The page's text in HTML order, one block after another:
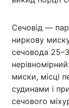
Сечовід —
ниркову
сечовода
миски, місці
судинами і
сечового